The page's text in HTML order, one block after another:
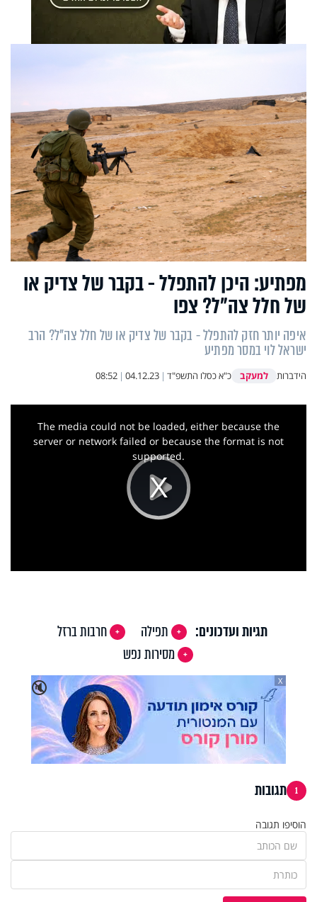
מפתיע: היכן להתפלל - בקבר של צדיק או
של חלל צה"ל? צפו
איפה יותר חזק להתפלל - בקבר של צדיק או של חלל צה"ל? הרב
ישראל לוי במסר מפתיע
הידברות למעקב כ"א כסלו התשפ"ד |
04.12.23
|
08:52
Play
This
The media could not be loaded, either because the
server or network failed or because the format is not
supported.
תגיות ועדכונים: תפילה
חרבות ברזל
מסירות נפש
🔇
X
1 תגובות
הוסיפו תגובה